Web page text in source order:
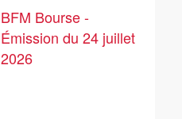
BFM Bourse -
Émission du 24 juillet
2026